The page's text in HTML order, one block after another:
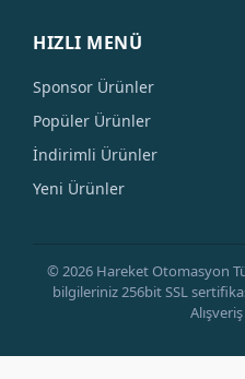
HIZLI MENÜ
Sponsor Ürünler
Popüler Ürünler
İndirimli Ürünler
Yeni Ürünler
© 2026 Hareket Otomasyon
bilgileriniz 256bit SSL